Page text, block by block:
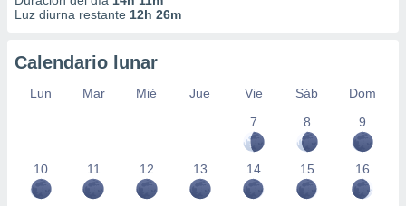
Luz diurna restante 12h 26m
Calendario lunar
Lun Mar Mié Jue Vie Sáb
Dom
7
8 9
10 11 12 13 14 15 16